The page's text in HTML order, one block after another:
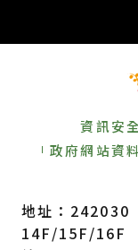
資訊安
政府網站資
地址：242030
14F/15F/16F